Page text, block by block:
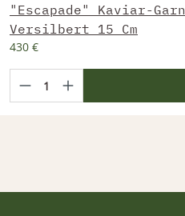
"Escapade" Kaviar-
Versilbert 15 Cm
430 €